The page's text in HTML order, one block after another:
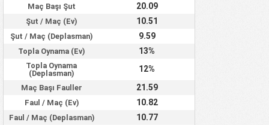
Maç Başı Şut 20.09
Şut / Maç (Ev) 10.51
Şut / Maç (Deplasman) 9.59
Topla Oynama (Ev) 13%
Topla Oynama
(Deplasman)
12%
Maç Başı Fauller 21.59
Faul / Maç (Ev) 10.82
Faul / Maç (Deplasman) 10.77